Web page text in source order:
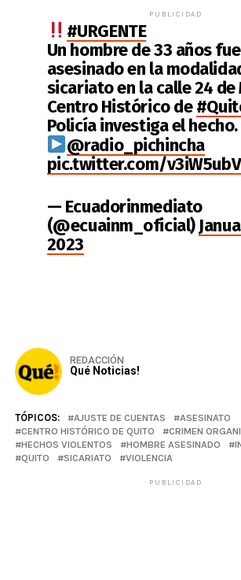
PUBLICIDAD
#URGENTE
Un hombre de 33 años fue
asesinado en la
sicariato en la calle 24 de
Centro Histórico de
Policía investiga el hecho.
@radio_pichincha
pic.twitter.com/
— Ecuadorinmediato
(@ecuainm_oficial)
2023
REDACCIÓN
Qué Noticias!
TÓPICOS: AJUSTE DE CUENTAS
ASESINATO
CENTRO HISTÓRICO DE QUITO
CRIMEN
HECHOS VIOLENTOS
HOMBRE ASESINADO
QUITO
SICARIATO VIOLENCIA
PUBLICIDAD